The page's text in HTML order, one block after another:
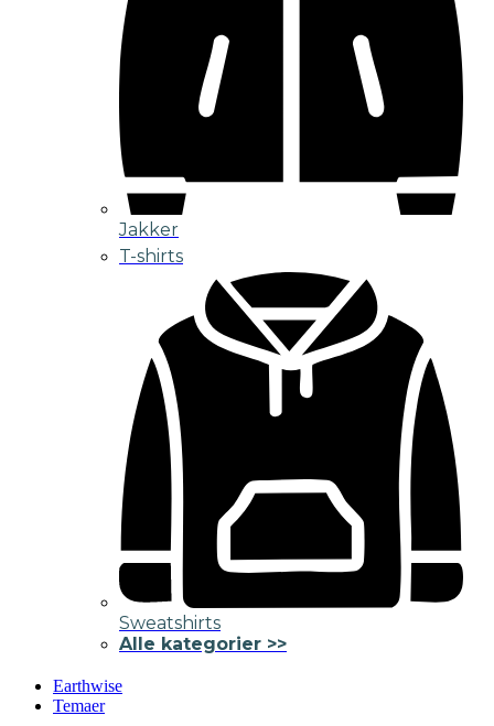
Jakker
T-shirts
Sweatshirts
Alle kategorier >>
Earthwise
Temaer